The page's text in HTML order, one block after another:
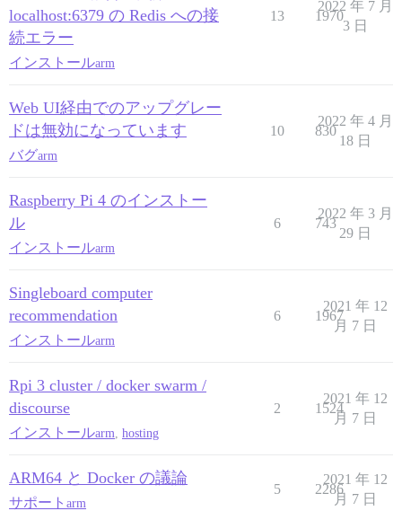
localhost:6379 の Redis への接
続エラー
インストールarm
13 1970
2022 年 7 月
3 日
Web UI経由でのアップグレー
ドは無効になっています
バグarm
10 830
2022 年 4 月
18 日
Raspberry Pi 4 のインストー
ル
インストールarm
6 743
2022 年 3 月
29 日
Singleboard computer
recommendation
インストールarm
6 1967
2021 年 12
月 7 日
Rpi 3 cluster / docker swarm /
discourse
インストールarm hosting
2 1524
2021 年 12
月 7 日
ARM64 と Docker の議論
サポート arm
5 2286
2021 年 12
月 7 日